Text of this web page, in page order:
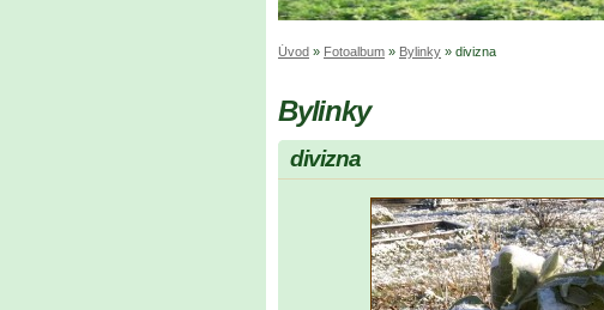
Úvod » Fotoalbum » Bylinky » divizna
Bylinky
divizna